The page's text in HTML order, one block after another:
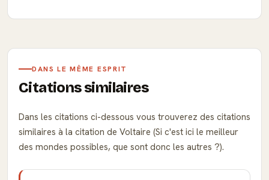
DANS LE MÊME ESPRIT
Citations similaires
Dans les citations ci-dessous vous trouverez des citations
similaires à la citation de Voltaire (Si c'est ici le meilleur
des mondes possibles, que sont donc les autres ?).